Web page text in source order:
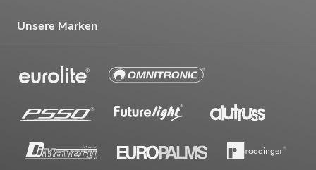
Unsere Marken